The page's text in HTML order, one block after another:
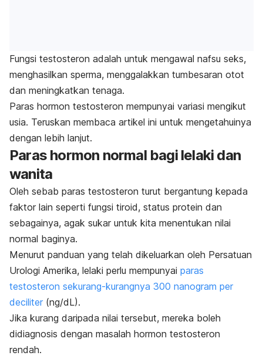
Fungsi testosteron adalah untuk mengawal nafsu seks,
menghasilkan sperma, menggalakkan tumbesaran otot
dan meningkatkan tenaga.
Paras hormon testosteron mempunyai variasi mengikut
usia. Teruskan membaca artikel ini untuk mengetahuinya
dengan lebih lanjut.
Paras hormon normal bagi lelaki dan
wanita
Oleh sebab paras testosteron turut bergantung kepada
faktor lain seperti fungsi tiroid, status protein dan
sebagainya, agak sukar untuk kita menentukan nilai
normal baginya.
Menurut panduan yang telah dikeluarkan oleh Persatuan
Urologi Amerika, lelaki perlu mempunyai paras
testosteron sekurang-kurangnya 300 nanogram per
deciliter (ng/dL).
Jika kurang daripada nilai tersebut, mereka boleh
didiagnosis dengan masalah hormon testosteron
rendah.